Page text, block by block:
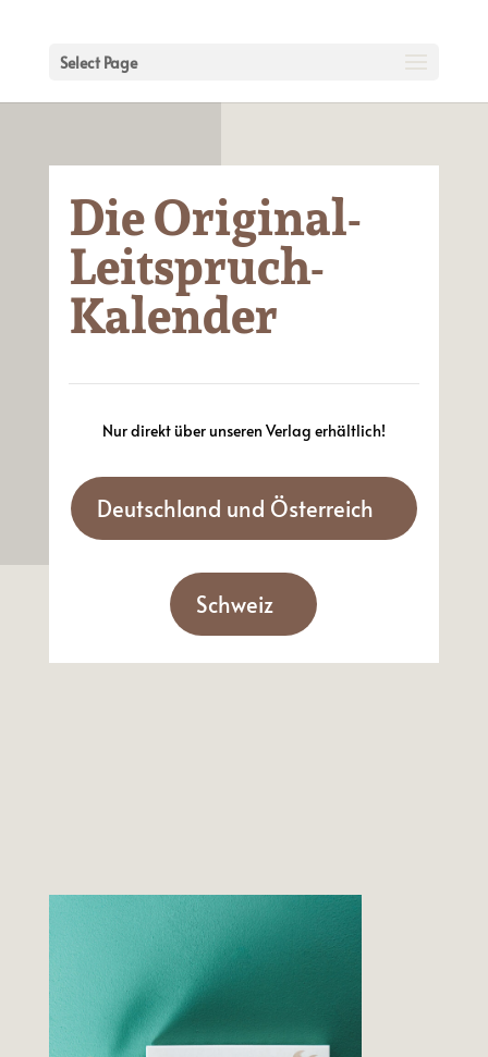
Select Page
Die Original-
Leitspruch-
Kalender
Nur direkt über unseren Verlag erhältlich!
Deutschland und Österreich
Schweiz